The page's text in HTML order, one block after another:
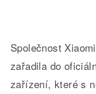
Společnost
zařadila do
zařízení, které s